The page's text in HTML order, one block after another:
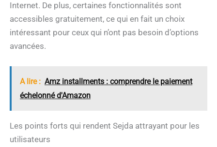
Internet. De plus, certaines fonctionnalités sont
accessibles gratuitement, ce qui en fait un choix
intéressant pour ceux qui n’ont pas besoin d’options
avancées.
A lire : Amz installments : comprendre le paiement
échelonné d'Amazon
Les points forts qui rendent Sejda attrayant pour les
utilisateurs